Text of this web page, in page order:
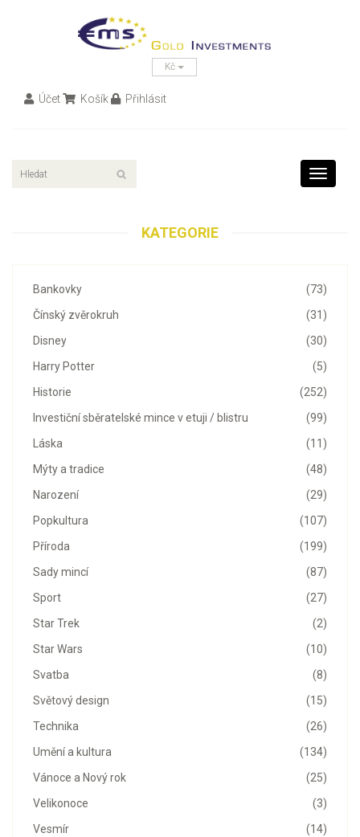
Kč
Účet Košík Přihlásit
Toggle
KATEGORIE
(73)
Bankovky
(31)
Čínský zvěrokruh
(30)
Disney
(5)
Harry Potter
(252)
Historie
(99)
Investiční sběratelské mince v etuji / blistru
(11)
Láska
(48)
Mýty a tradice
(29)
Narození
(107)
Popkultura
(199)
Příroda
(87)
Sady mincí
(27)
Sport
(2)
Star Trek
(10)
Star Wars
(8)
Svatba
(15)
Světový design
(26)
Technika
(134)
Umění a kultura
(25)
Vánoce a Nový rok
(3)
Velikonoce
(14)
Vesmír